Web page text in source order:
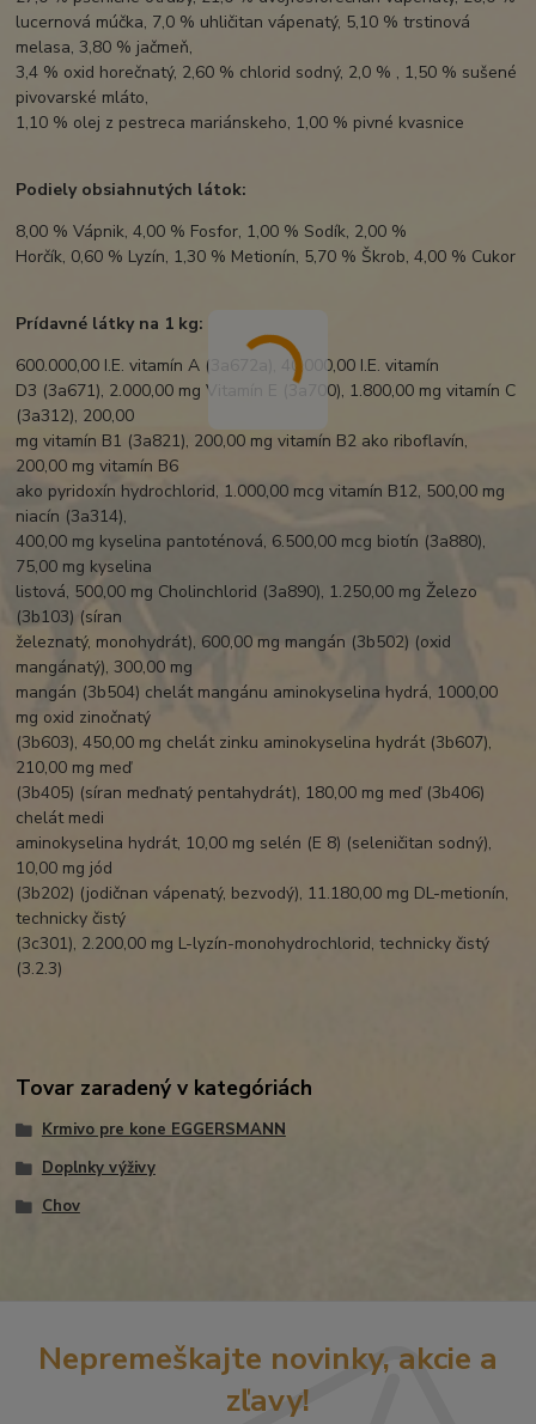
lucernová múčka, 7,0 % uhličitan vápenatý, 5,10 % trstinová
melasa, 3,80 % jačmeň,
3,4 % oxid horečnatý, 2,60 % chlorid sodný, 2,0 % , 1,50 % sušené
pivovarské mláto,
1,10 % olej z pestreca mariánskeho, 1,00 % pivné kvasnice
Podiely obsiahnutých látok:
8,00 % Vápnik, 4,00 % Fosfor, 1,00 % Sodík, 2,00 %
Horčík, 0,60 % Lyzín, 1,30 % Metionín, 5,70 % Škrob, 4,00 % Cukor
Prídavné látky na 1 kg:
600.000,00 I.E. vitamín A (3a672a), 40.000,00 I.E. vitamín
D3 (3a671), 2.000,00 mg Vitamín E (3a700), 1.800,00 mg vitamín C
(3a312), 200,00
mg vitamín B1 (3a821), 200,00 mg vitamín B2 ako riboflavín,
200,00 mg vitamín B6
ako pyridoxín hydrochlorid, 1.000,00 mcg vitamín B12, 500,00 mg
niacín (3a314),
400,00 mg kyselina pantoténová, 6.500,00 mcg biotín (3a880),
75,00 mg kyselina
listová, 500,00 mg Cholinchlorid (3a890), 1.250,00 mg Železo
(3b103) (síran
železnatý, monohydrát), 600,00 mg mangán (3b502) (oxid
mangánatý), 300,00 mg
mangán (3b504) chelát mangánu aminokyselina hydrá, 1000,00
mg oxid zinočnatý
(3b603), 450,00 mg chelát zinku aminokyselina hydrát (3b607),
210,00 mg meď
(3b405) (síran meďnatý pentahydrát), 180,00 mg meď (3b406)
chelát medi
aminokyselina hydrát, 10,00 mg selén (E 8) (seleničitan sodný),
10,00 mg jód
(3b202) (jodičnan vápenatý, bezvodý), 11.180,00 mg DL-metionín,
technicky čistý
(3c301), 2.200,00 mg L-lyzín-monohydrochlorid, technicky čistý
(3.2.3)
Tovar zaradený v kategóriách
Krmivo pre kone EGGERSMANN
Doplnky výživy
Chov
Nepremeškajte novinky, akcie a
zľavy!